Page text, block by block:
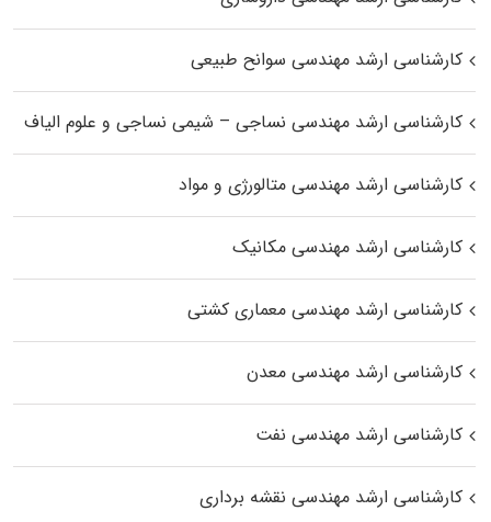
کارشناسی ارشد مهندسی سوانح طبیعی
کارشناسی ارشد مهندسی نساجی – شیمی نساجی و علوم الیاف
کارشناسی ارشد مهندسی متالورژی و مواد
کارشناسی ارشد مهندسی مکانیک
کارشناسی ارشد مهندسی معماری کشتی
کارشناسی ارشد مهندسی معدن
کارشناسی ارشد مهندسی نفت
کارشناسی ارشد مهندسی نقشه برداری